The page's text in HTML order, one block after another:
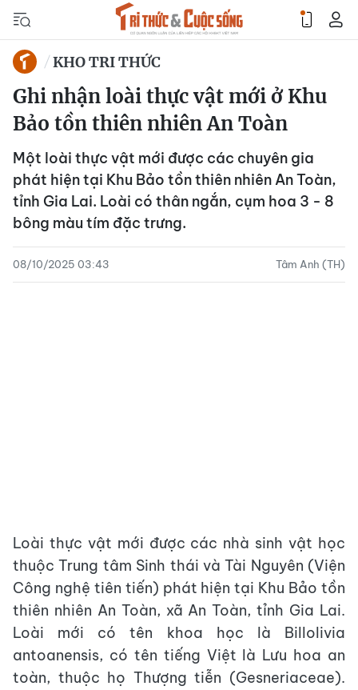
KHO TRI THỨC
Ghi nhận loài thực vật mới ở Khu
Bảo tồn thiên nhiên An Toàn
Một loài thực vật mới được các chuyên gia
phát hiện tại Khu Bảo tồn thiên nhiên An Toàn,
tỉnh Gia Lai. Loài có thân ngắn, cụm hoa 3 - 8
bông màu tím đặc trưng.
08/10/2025 03:43 Tâm Anh (TH)
Loài thực vật mới được các nhà sinh vật học
thuộc Trung tâm Sinh thái và Tài Nguyên (Viện
Công nghệ tiên tiến) phát hiện tại Khu Bảo tồn
thiên nhiên An Toàn, xã An Toàn, tỉnh Gia Lai.
Loài mới có tên khoa học là Billolivia
antoanensis, có tên tiếng Việt là Lưu hoa an
toàn, thuộc họ Thượng tiễn (Gesneriaceae).